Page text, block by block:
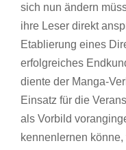
sich nun ändern
ihre Leser direkt
Etablierung eines
erfolgreiches
diente der Manga-
Einsatz für die
als Vorbild
kennenlernen